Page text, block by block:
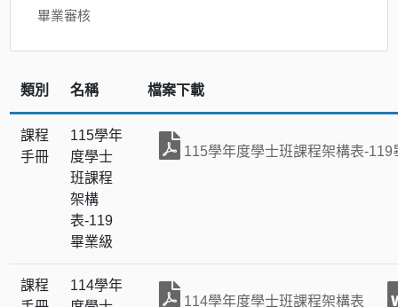
畢業審核
類別 名稱 檔案下載
課程
手冊
115學年
度學士
班課程
架構
表-119
畢業級
115學年度學士班課程架構表-119
課程
114學年
114學年度學士班課程架構表